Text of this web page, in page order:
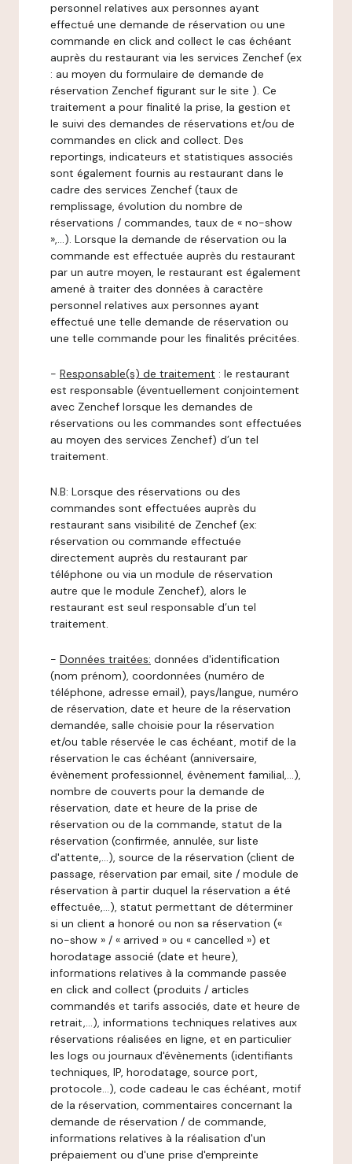
personnel relatives aux personnes ayant
effectué une demande de réservation ou une
commande en click and collect le cas échéant
auprès du restaurant via les services Zenchef (ex
: au moyen du formulaire de demande de
réservation Zenchef figurant sur le site ). Ce
traitement a pour finalité la prise, la gestion et
le suivi des demandes de réservations et/ou de
commandes en click and collect. Des
reportings, indicateurs et statistiques associés
sont également fournis au restaurant dans le
cadre des services Zenchef (taux de
remplissage, évolution du nombre de
réservations / commandes, taux de « no-show
»,…). Lorsque la demande de réservation ou la
commande est effectuée auprès du restaurant
par un autre moyen, le restaurant est également
amené à traiter des données à caractère
personnel relatives aux personnes ayant
effectué une telle demande de réservation ou
une telle commande pour les finalités précitées.
- Responsable(s) de traitement : le restaurant
est responsable (éventuellement conjointement
avec Zenchef lorsque les demandes de
réservations ou les commandes sont effectuées
au moyen des services Zenchef) d’un tel
traitement.
N.B: Lorsque des réservations ou des
commandes sont effectuées auprès du
restaurant sans visibilité de Zenchef (ex:
réservation ou commande effectuée
directement auprès du restaurant par
téléphone ou via un module de réservation
autre que le module Zenchef), alors le
restaurant est seul responsable d’un tel
traitement.
- Données traitées: données d'identification
(nom prénom), coordonnées (numéro de
téléphone, adresse email), pays/langue, numéro
de réservation, date et heure de la réservation
demandée, salle choisie pour la réservation
et/ou table réservée le cas échéant, motif de la
réservation le cas échéant (anniversaire,
évènement professionnel, évènement familial,…),
nombre de couverts pour la demande de
réservation, date et heure de la prise de
réservation ou de la commande, statut de la
réservation (confirmée, annulée, sur liste
d'attente,…), source de la réservation (client de
passage, réservation par email, site / module de
réservation à partir duquel la réservation a été
effectuée,…), statut permettant de déterminer
si un client a honoré ou non sa réservation («
no-show » / « arrived » ou « cancelled ») et
horodatage associé (date et heure),
informations relatives à la commande passée
en click and collect (produits / articles
commandés et tarifs associés, date et heure de
retrait,…), informations techniques relatives aux
réservations réalisées en ligne, et en particulier
les logs ou journaux d'évènements (identifiants
techniques, IP, horodatage, source port,
protocole…), code cadeau le cas échéant, motif
de la réservation, commentaires concernant la
demande de réservation / de commande,
informations relatives à la réalisation d'un
prépaiement ou d'une prise d'empreinte